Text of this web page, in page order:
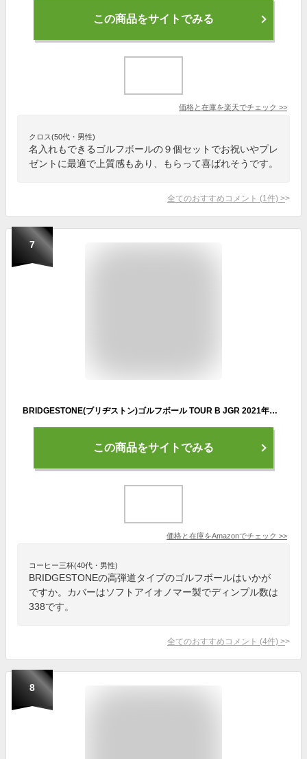
この商品をサイトでみる
価格と在庫を楽天でチェック >>
クロス(50代・男性)
名入れもできるゴルフボールの９個セットでお祝いやプレ
ゼントに最適で上質感もあり、もらって喜ばれそうです。
全てのおすすめコメント (1 件) >
7
BRIDGESTONE(ブリヂストン)ゴルフボール TOUR B JGR 2021年モデル 12球入 パールホワイト
この商品をサイトでみる
価格と在庫をAmazonでチェック >>
コーヒー三杯(40代・男性)
BRIDGESTONEの高弾道タイプのゴルフボールはいかが
ですか。カバーはソフトアイオノマー製でディンプル数は
338です。
全てのおすすめコメント (4件) >
8